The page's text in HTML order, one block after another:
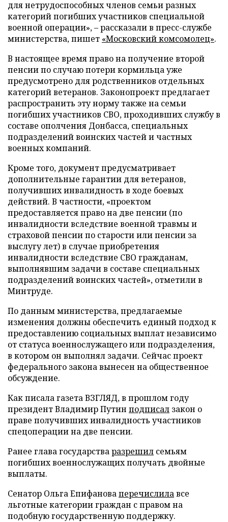
для нетрудоспособных членов семьи разных
категорий погибших участников специальной
военной операции», – рассказали в пресс-службе
министерства, пишет «Московский комсомолец».
В настоящее время право на получение второй
пенсии по случаю потери кормильца уже
предусмотрено для родственников отдельных
категорий ветеранов. Законопроект предлагает
распространить эту норму также на семьи
погибших участников СВО, проходивших службу в
составе ополчения Донбасса, специальных
подразделений воинских частей и частных
военных компаний.
Кроме того, документ предусматривает
дополнительные гарантии для ветеранов,
получивших инвалидность в ходе боевых
действий. В частности, «проектом
предоставляется право на две пенсии (по
инвалидности вследствие военной травмы и
страховой пенсии по старости или пенсии за
выслугу лет) в случае приобретения
инвалидности вследствие СВО гражданам,
выполнявшим задачи в составе специальных
подразделений воинских частей», отметили в
Минтруде.
По данным министерства, предлагаемые
изменения должны обеспечить единый подход к
предоставлению социальных выплат независимо
от статуса военнослужащего или подразделения,
в котором он выполнял задачи. Сейчас проект
федерального закона вынесен на общественное
обсуждение.
Как писала газета ВЗГЛЯД, в прошлом году
президент Владимир Путин подписал закон о
праве получивших инвалидность участников
спецоперации на две пенсии.
Ранее глава государстваразрешил семьям
погибших военнослужащих получать двойные
выплаты.
Сенатор Ольга Епифановаперечислилавсе
льготные категории граждан с правом на
подобную государственную поддержку.